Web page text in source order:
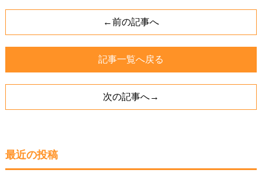
←前の記事へ
記事一覧へ戻る
次の記事へ→
最近の投稿